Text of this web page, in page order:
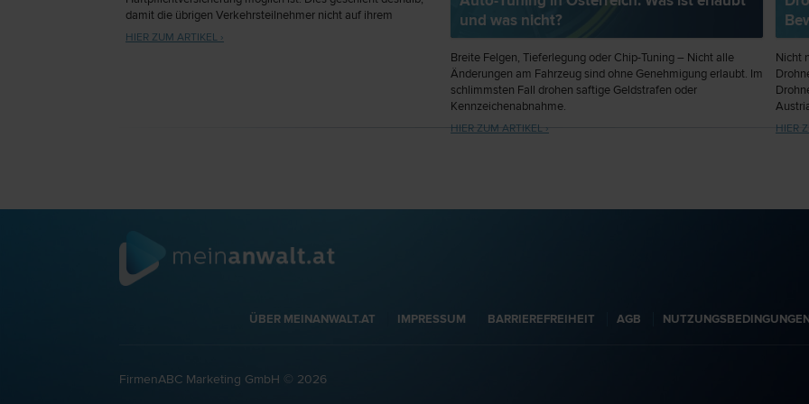
damit die übrigen Verkehrsteilnehmer nicht auf ihrem
Schaden „sitzen bleiben“, wenn ihnen ein anderer – persönlich
HIER ZUM ARTIKEL ›
und was nicht?
Breite Felgen, Tieferlegung oder Chip-Tuning – Nicht alle
Änderungen am Fahrzeug sind ohne Genehmigung erlaubt. Im
schlimmsten Fall drohen saftige Geldstrafen oder
Kennzeichenabnahme.
HIER ZUM ARTIKEL ›
Nicht
HIER
ÜBER MEINANWALT.AT IMPRESSUM BARRIEREFREIHEIT AGB
FirmenABC Marketing GmbH © 2026